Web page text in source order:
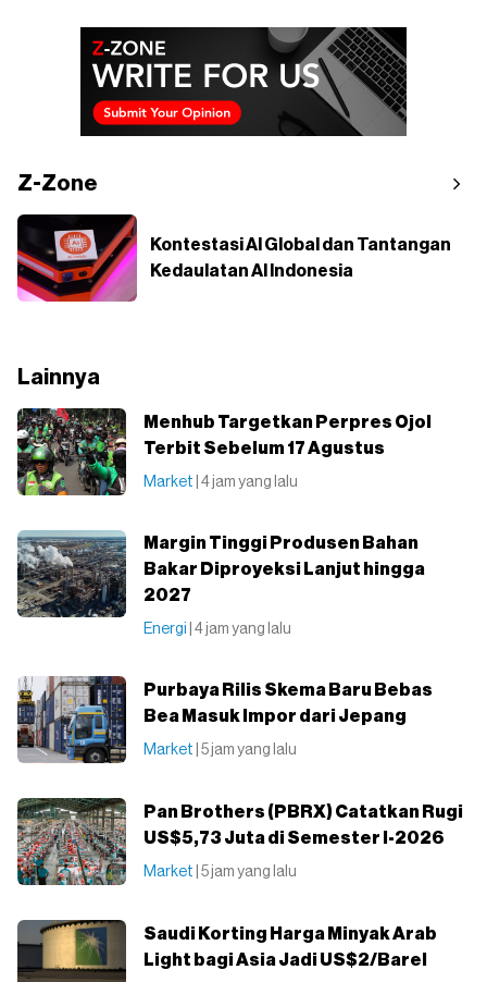
Z-Zone
Kontestasi AI Global dan Tantangan
Kedaulatan AI Indonesia
Lainnya
Menhub Targetkan Perpres Ojol
Terbit Sebelum 17 Agustus
Market | 4 jam yang lalu
Margin Tinggi Produsen Bahan
Bakar Diproyeksi Lanjut hingga
2027
Energi | 4 jam yang lalu
Purbaya Rilis Skema Baru Bebas
Bea Masuk Impor dari Jepang
Market | 5 jam yang lalu
Pan Brothers (PBRX) Catatkan Rugi
US$5,73 Juta di Semester I-2026
Market | 5 jam yang lalu
Saudi Korting Harga Minyak Arab
Light bagi Asia Jadi US$2/Barel